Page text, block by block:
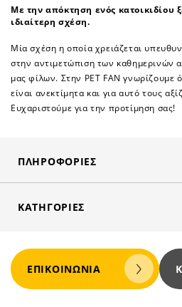
Με την απόκτηση ενός κατοικιδίου
ιδιαίτερη σχέση.
Μία σχέση η οποία χρειάζεται
στην αντιμετώπιση των καθημερινών
μας φίλων. Στην PET FAN γνωρίζουμε
είναι ανεκτίμητα και για αυτό τους
Ευχαριστούμε για την προτίμηση σας!
ΠΛΗΡΟΦΟΡΊΕΣ
ΚΑΤΗΓΟΡΊΕΣ
ΕΠΙΚΟΙΝΩΝΊΑ